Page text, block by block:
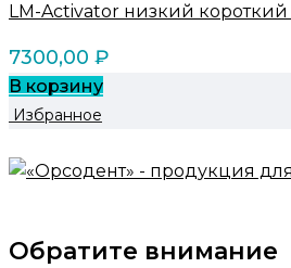
LM-Activator низкий короткий
7300,00 ₽
В корзину
Избранное
Обратите внимание